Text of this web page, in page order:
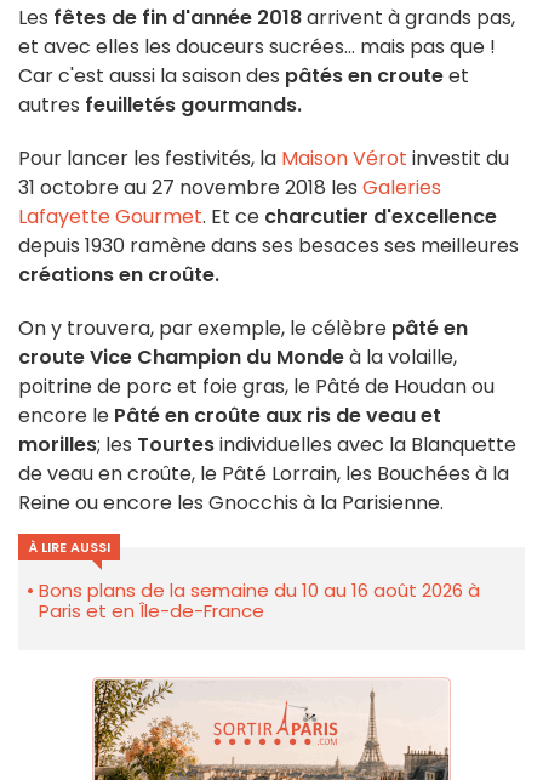
Les fêtes de fin d'année 2018arrivent à grands pas,
et avec elles les douceurs sucrées... mais pas que !
Car c'est aussi la saison des pâtés en crouteet
autres feuilletés gourmands.
Pour lancer les festivités, la Maison Vérot investit du
31 octobre au 27 novembre 2018 les Galeries
Lafayette Gourmet. Et ce charcutier d'excellence
depuis 1930 ramène dans ses besaces ses meilleures
créations en croûte.
On y trouvera, par exemple, le célèbre pâté en
croute Vice Champion du Mondeà la volaille,
poitrine de porc et foie gras, le Pâté de Houdan ou
encore le Pâté en croûte aux ris de veau et
morilles; les Tourtesindividuelles avec la Blanquette
de veau en croûte, le Pâté Lorrain, les Bouchées à la
Reine ou encore les Gnocchis à la Parisienne.
À LIRE AUSSI
Bons plans de la semaine du 10 au 16 août 2026 à
Paris et en Île-de-France